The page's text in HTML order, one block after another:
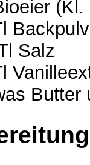
(Kl.
Salz
Butter